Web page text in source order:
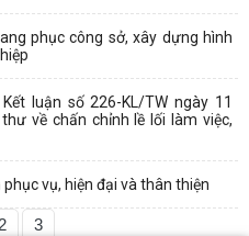
phục công sở, xây dựng hình
luận số 226-KL/TW ngày 11
về chấn chỉnh lề lối làm việc,
vụ, hiện đại và thân thiện
2 3